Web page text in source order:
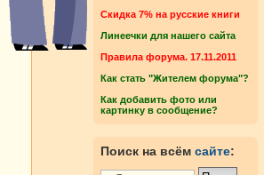
Cкидка 7% на русские книги
Линеечки для нашего сайта
Правила форума. 17.11.2011
Как стать "Жителем форума"?
Как добавить фото или
картинку в сообщение?
Поиск на всём сайте: